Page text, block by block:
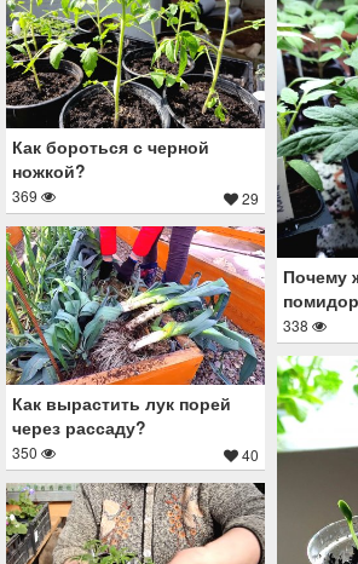
Как бороться с черной
ножкой?
369 29
Почему
338
Как вырастить лук порей
через рассаду?
350 40